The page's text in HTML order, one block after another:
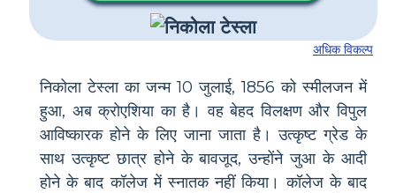
अधिक विकल्प
निकोला टेस्ला का जन्म 10 जुलाई, 1856 को स्मीलजन में
हुआ, अब क्रोएशिया का है। वह बेहद विलक्षण और विपुल
आविष्कारक होने के लिए जाना जाता है। उत्कृष्ट ग्रेड के
साथ उत्कृष्ट छात्र होने के बावजूद, उन्होंने जुआ के आदी
होने के बाद कॉलेज में स्नातक नहीं किया। कॉलेज के बाद